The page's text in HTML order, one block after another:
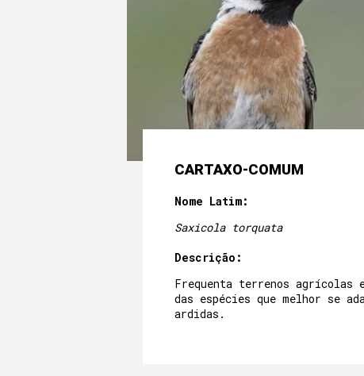
CARTAXO-COMUM
Nome Latim:
Saxicola torquata
Descrição:
Frequenta terrenos agrícolas
das espécies que melhor se
ardidas.